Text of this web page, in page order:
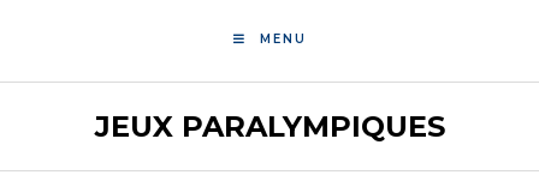
MENU
JEUX PARALYMPIQUES